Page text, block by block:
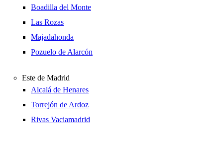
Boadilla del Monte
Las Rozas
Majadahonda
Pozuelo de Alarcón
Este de Madrid
Alcalá de Henares
Torrejón de Ardoz
Rivas Vaciamadrid